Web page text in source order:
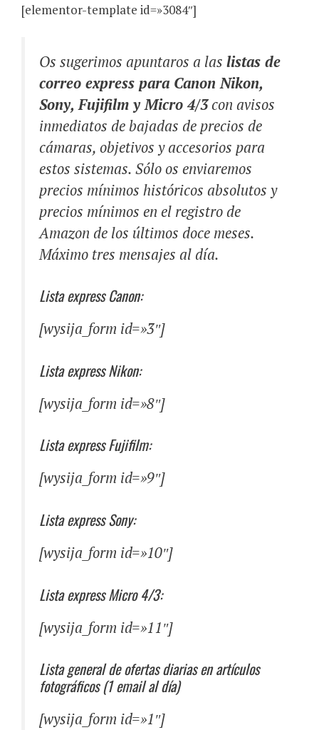
[elementor-template id=»3084″]
Os sugerimos apuntaros a las listas de
correo express para Canon Nikon,
Sony, Fujifilm y Micro 4/3con avisos
inmediatos de bajadas de precios de
cámaras, objetivos y accesorios para
estos sistemas. Sólo os enviaremos
precios mínimos históricos absolutos y
precios mínimos en el registro de
Amazon de los últimos doce meses.
Máximo tres mensajes al día.
Lista express Canon:
[wysija_form id=»3″]
Lista express Nikon:
[wysija_form id=»8″]
Lista express Fujifilm:
[wysija_form id=»9″]
Lista express Sony:
[wysija_form id=»10″]
Lista express Micro 4/3:
[wysija_form id=»11″]
Lista general de ofertas diarias en artículos
fotográficos (1 email al día)
[wysija_form id=»1″]